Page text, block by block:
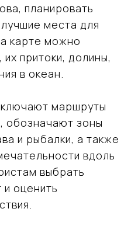
планировать
места для
карте можно
притоки, долины,
в океан.
маршруты
обозначают зоны
и рыбалки, а также
вдоль
выбрать
оценить